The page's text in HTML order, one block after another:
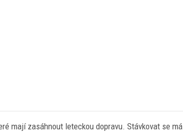
mají zasáhnout leteckou dopravu. Stávkovat se má